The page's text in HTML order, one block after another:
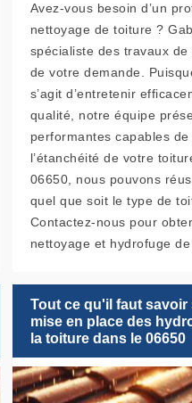
Avez-vous besoin d’un
nettoyage de toiture ?
spécialiste des travaux
de votre demande.
s’agit d’entretenir
qualité, notre équipe
performantes capables
l’étanchéité de votre
06650, nous pouvons
quel que soit le type de
Contactez-nous pour
nettoyage et hydrofuge
Tout ce qu'il faut savoir
mise en place des
la toiture dans le 06650